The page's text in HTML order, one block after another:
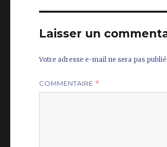
Laisser un
Votre adresse e-mail ne sera pas
COMMENTAIRE *